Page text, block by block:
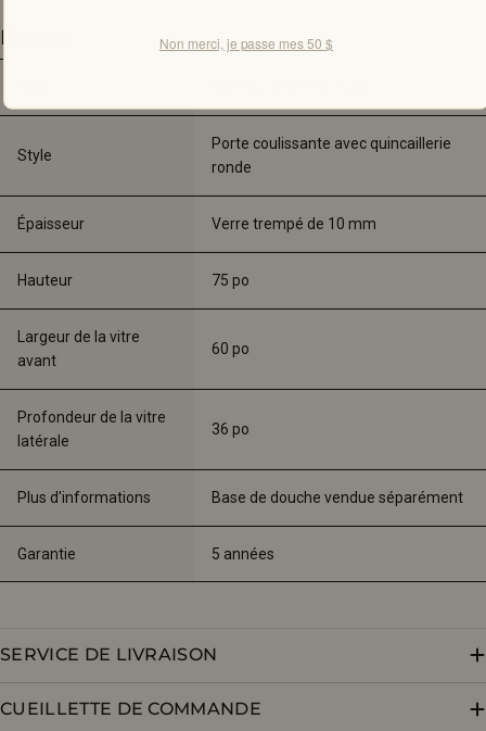
Détails
Style
Porte coulissante avec quincaillerie
ronde
Épaisseur Verre trempé de 10 mm
Hauteur 75 po
Largeur de la vitre
avant
60 po
Profondeur de la vitre
latérale
36 po
Plus d'informations Base de douche vendue séparément
Garantie 5 années
SERVICE DE LIVRAISON
CUEILLETTE DE COMMANDE
Non merci, je passe mes 50 $